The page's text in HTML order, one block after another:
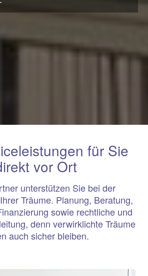
für Sie
vor Ort
unterstützen Sie bei der
Träume. Planung, Beratung,
sowie rechtliche und
denn verwirklichte Träume
auch sicher bleiben.